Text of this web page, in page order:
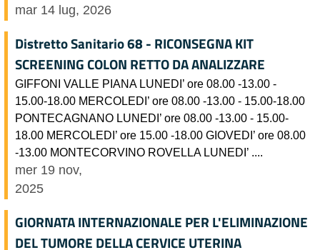
mar 14 lug, 2026
Distretto Sanitario 68 - RICONSEGNA KIT
SCREENING COLON RETTO DA ANALIZZARE
GIFFONI VALLE PIANA LUNEDI’ ore 08.00 -13.00 -
15.00-18.00 MERCOLEDI’ ore 08.00 -13.00 - 15.00-18.00
PONTECAGNANO LUNEDI’ ore 08.00 -13.00 - 15.00-
18.00 MERCOLEDI’ ore 15.00 -18.00 GIOVEDI’ ore 08.00
-13.00 MONTECORVINO ROVELLA LUNEDI’ ....
mer 19 nov,
2025
GIORNATA INTERNAZIONALE PER L'ELIMINAZIONE
DEL TUMORE DELLA CERVICE UTERINA